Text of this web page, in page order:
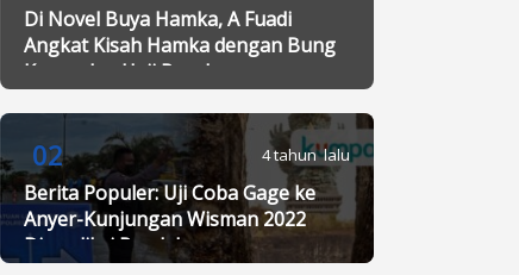
Di Novel Buya Hamka, A Fuadi
Angkat Kisah Hamka dengan Bung
Karno dan Haji Rasul
02 4 tahun lalu
Berita Populer: Uji Coba Gage ke
Anyer-Kunjungan Wisman 2022
Diprediksi Rendah